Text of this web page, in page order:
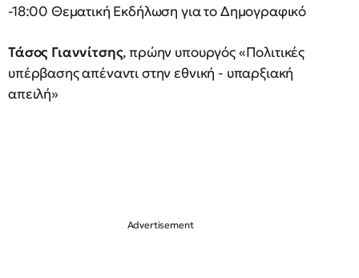
-18:00 Θεματική Εκδήλωση για το Δημογραφικό
Τάσος Γιαννίτσης, πρώην υπουργός «Πολιτικές
υπέρβασης απέναντι στην εθνική - υπαρξιακή
απειλή»